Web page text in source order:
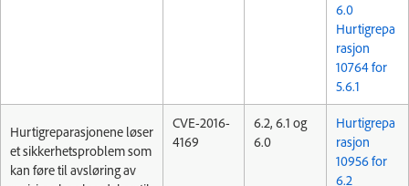
6.0
Hurtigrepa
rasjon
10764 for
5.6.1
Hurtigreparasjonene løser
et sikkerhetsproblem som
kan føre til avsløring av
CVE-2016-
4169
6.2, 6.1 og
6.0
Hurtigrepa
rasjon
10956 for
6.2